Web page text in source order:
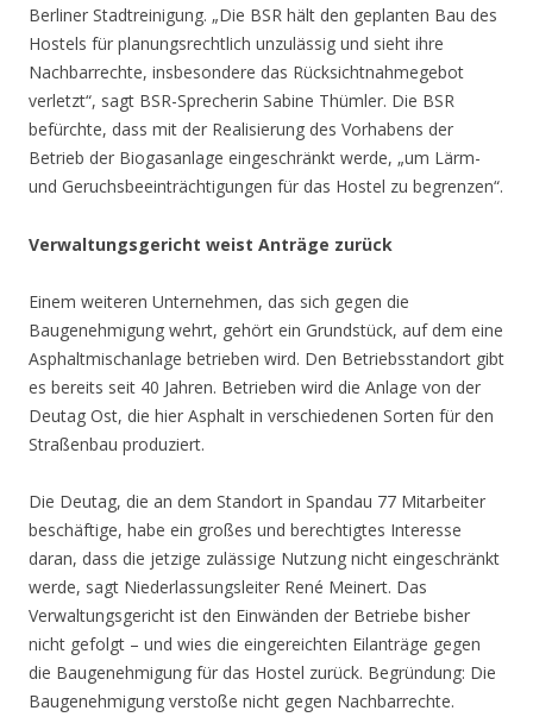
Berliner Stadtreinigung. „Die BSR hält den geplanten Bau des
Hostels für planungsrechtlich unzulässig und sieht ihre
Nachbarrechte, insbesondere das Rücksichtnahmegebot
verletzt“, sagt BSR-Sprecherin Sabine Thümler. Die BSR
befürchte, dass mit der Realisierung des Vorhabens der
Betrieb der Biogasanlage eingeschränkt werde, „um Lärm-
und Geruchsbeeinträchtigungen für das Hostel zu begrenzen“.
Verwaltungsgericht weist Anträge zurück
Einem weiteren Unternehmen, das sich gegen die
Baugenehmigung wehrt, gehört ein Grundstück, auf dem eine
Asphaltmischanlage betrieben wird. Den Betriebsstandort gibt
es bereits seit 40 Jahren. Betrieben wird die Anlage von der
Deutag Ost, die hier Asphalt in verschiedenen Sorten für den
Straßenbau produziert.
Die Deutag, die an dem Standort in Spandau 77 Mitarbeiter
beschäftige, habe ein großes und berechtigtes Interesse
daran, dass die jetzige zulässige Nutzung nicht eingeschränkt
werde, sagt Niederlassungsleiter René Meinert. Das
Verwaltungsgericht ist den Einwänden der Betriebe bisher
nicht gefolgt – und wies die eingereichten Eilanträge gegen
die Baugenehmigung für das Hostel zurück. Begründung: Die
Baugenehmigung verstoße nicht gegen Nachbarrechte.